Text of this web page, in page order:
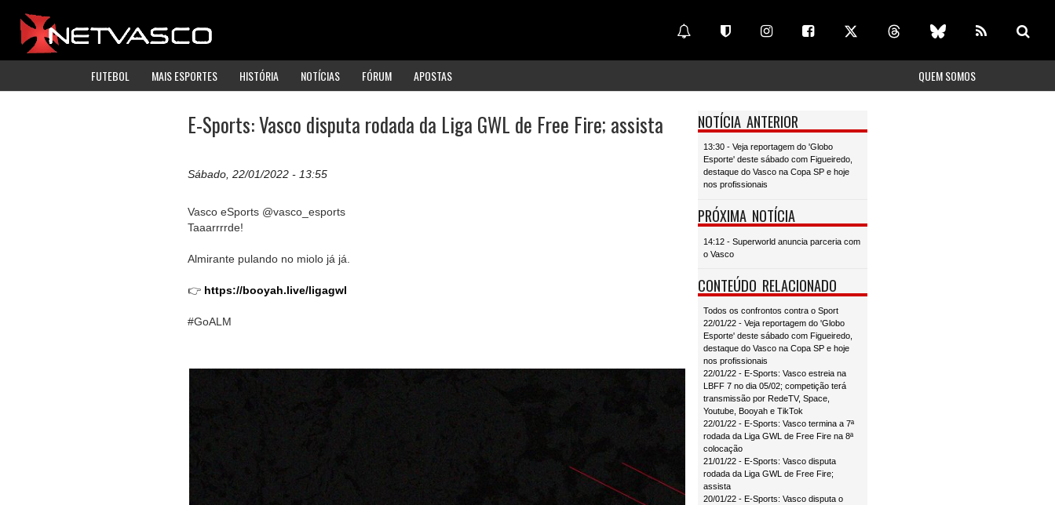
FUTEBOL MAIS ESPORTES HISTÓRIA NOTÍCIAS FÓRUM APOSTAS QUEM SOMOS
E-Sports: Vasco disputa rodada da Liga GWL de Free Fire; assista
Sábado, 22/01/2022 - 13:55
Vasco eSports @vasco_esports
Taaarrrrde!
Almirante pulando no miolo já já.
👉 https://booyah.live/ligagwl
#GoALM
NOTÍCIA ANTERIOR
13:30 - Veja reportagem do 'Globo
Esporte' deste sábado com Figueiredo,
destaque do Vasco na Copa SP e hoje
nos profissionais
PRÓXIMA NOTÍCIA
14:12 - Superworld anuncia parceria com
o Vasco
CONTEÚDO RELACIONADO
Todos os confrontos contra o Sport
22/01/22 - Veja reportagem do 'Globo
Esporte' deste sábado com Figueiredo,
destaque do Vasco na Copa SP e hoje
nos profissionais
22/01/22 - E-Sports: Vasco estreia na
LBFF 7 no dia 05/02; competição terá
transmissão por RedeTV, Space,
Youtube, Booyah e TikTok
22/01/22 - E-Sports: Vasco termina a 7ª
rodada da Liga GWL de Free Fire na 8ª
colocação
21/01/22 - E-Sports: Vasco disputa
rodada da Liga GWL de Free Fire;
assista
20/01/22 - E-Sports: Vasco disputa o